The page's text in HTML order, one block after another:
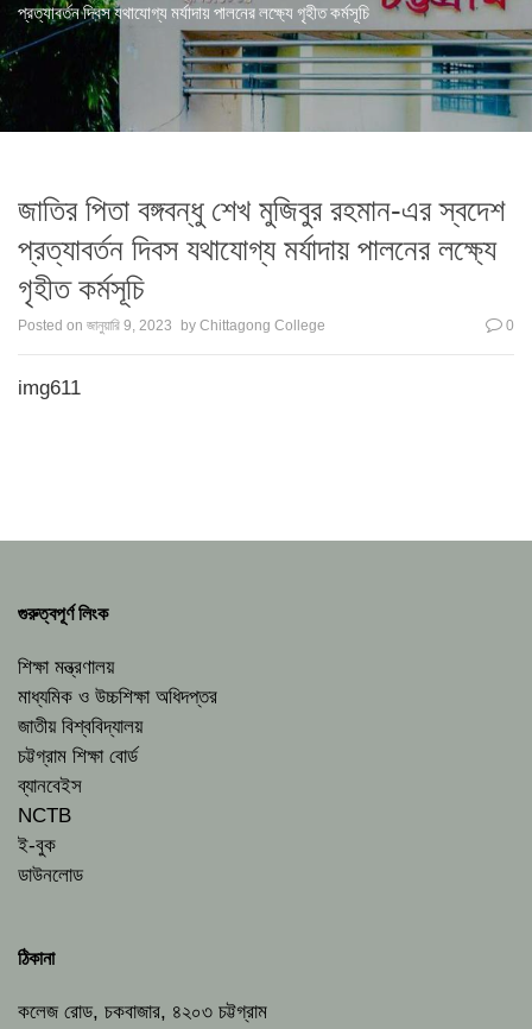
প্রত্যাবর্তন দিবস যথাযোগ্য মর্যাদায় পালনের লক্ষ্যে গৃহীত কর্মসূচি
জাতির পিতা বঙ্গবন্ধু শেখ মুজিবুর রহমান-এর স্বদেশ
প্রত্যাবর্তন দিবস যথাযোগ্য মর্যাদায় পালনের লক্ষ্যে
গৃহীত কর্মসূচি
Posted on জানুয়ারি 9, 2023 by Chittagong College 0
img611
গুরুত্বপূর্ণ লিংক
শিক্ষা মন্ত্রণালয়
মাধ্যমিক ও উচ্চশিক্ষা অধিদপ্তর
জাতীয় বিশ্ববিদ্যালয়
চট্টগ্রাম শিক্ষা বোর্ড
ব্যানবেইস
NCTB
ই-বুক
ডাউনলোড
ঠিকানা
কলেজ রোড, চকবাজার, ৪২০৩ চট্টগ্রাম